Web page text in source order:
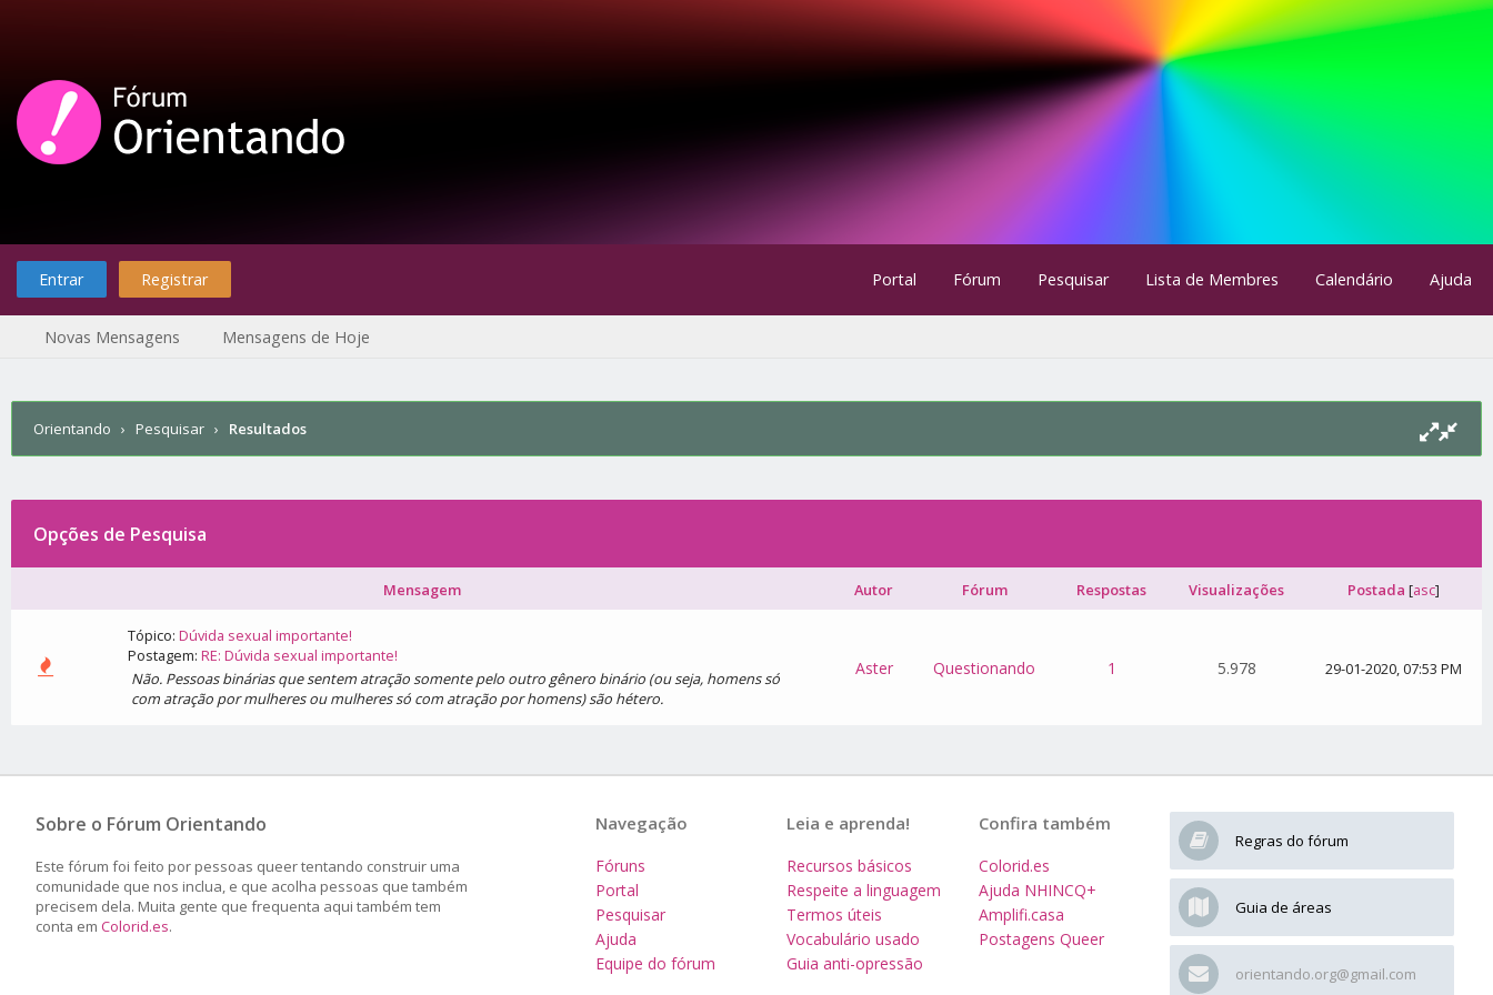
Entrar Registrar Portal Fórum Pesquisar Lista de Membres Calendário Ajuda
Novas Mensagens Mensagens de Hoje
Orientando › Pesquisar › Resultados
Opções de Pesquisa
Mensagem Autor Fórum Respostas Visualizações Postada [asc]
Tópico:Dúvida sexual importante!
Postagem:RE: Dúvida sexual importante!
Não. Pessoas binárias que sentem atração somente pelo outro gênero binário (ou seja, homens só
com atração por mulheres ou mulheres só com atração por homens) são hétero.
Aster Questionando 1 5.978 29-01-2020, 07:53 PM
Sobre o Fórum Orientando
Este fórum foi feito por pessoas queer tentando construir uma
comunidade que nos inclua, e que acolha pessoas que também
precisem dela. Muita gente que frequenta aqui também tem
conta em Colorid.es.
Regras do fórum
Guia de áreas
orientando.org@gmail.com
Confira também
Colorid.es
Ajuda NHINCQ+
Amplifi.casa
Postagens Queer
Leia e aprenda!
Recursos básicos
Respeite a linguagem
Termos úteis
Vocabulário usado
Guia anti-opressão
Navegação
Fóruns
Portal
Pesquisar
Ajuda
Equipe do fórum